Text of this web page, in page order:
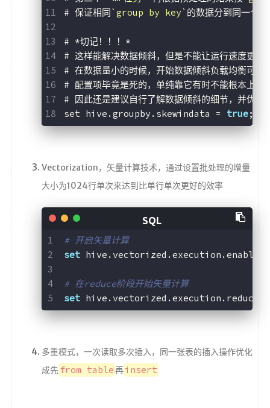
# 保证相同 `group by key` 的数据分到同一个
# *切记！！！*
# 这样能解决数据倾斜，但是不能让运行速度更
# 在数据量小的时候，开始数据倾斜负载均衡可
# 配置项毕竟是死的，单纯靠它有时不能根本上解
# 因此还是建议自行了解数据倾斜的细节，并优
set hive.groupby.skewindata = true;
Vectorization，矢量计算技术，通过设置批处理的增量
大小为1024行单次来达到比单行单次更好的效率
# 开启矢量计算
set
# 在reduce阶段开始矢量计算
set
多重模式，一次读取多次插入，同一张表的插入操作优化
成先from table再insert